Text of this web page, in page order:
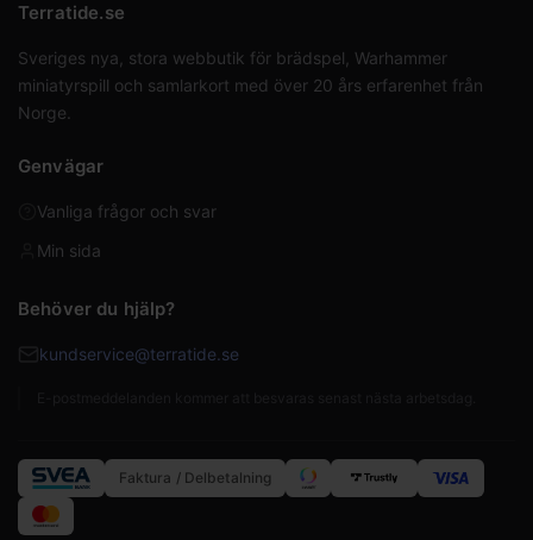
Terratide.se
Sveriges nya, stora webbutik för brädspel, Warhammer
miniatyrspill och samlarkort med över 20 års erfarenhet från
Norge.
Genvägar
Vanliga frågor och svar
Min sida
Behöver du hjälp?
kundservice@terratide.se
Faktura / Delbetalning